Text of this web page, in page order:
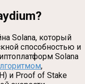
Solana, который
способностью и
Solana
,
и Proof of Stake